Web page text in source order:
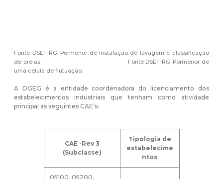
Fonte DSEF-RG. Pormenor de Instalação de lavagem e classificação
de areias. Fonte DSEF-RG. Pormenor de
uma célula de flutuação.
A DGEG é a entidade coordenadora do licenciamento dos
estabelecimentos industriais que tenham como atividade
principal as seguintes CAE’s:
CAE -Rev 3
(Subclasse)
Tipologia de
estabelecime
ntos
05100, 05200,